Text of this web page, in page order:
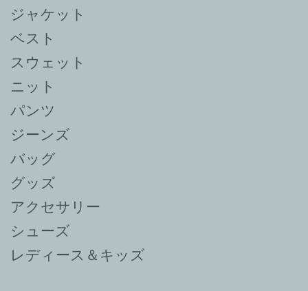
ジャケット
ベスト
スウェット
ニット
パンツ
ジーンズ
バッグ
グッズ
アクセサリー
シューズ
レディース＆キッズ